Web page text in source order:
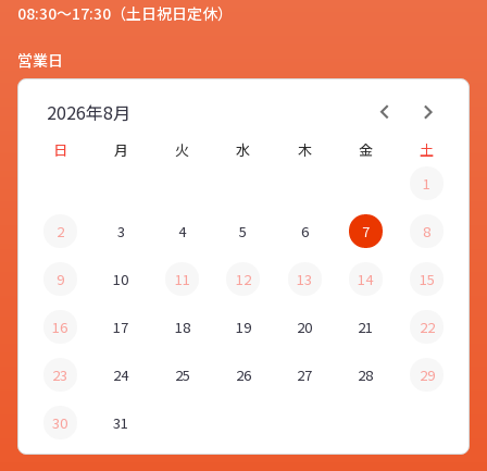
08:30～17:30（土日祝日定休）
営業日
8月
2026年
日 月 火 水 木 金
土
1
2 3 4 5 6 7 8
9 10 11 12 13 14 15
16 17 18 19 20 21 22
23 24 25 26 27 28 29
30 31